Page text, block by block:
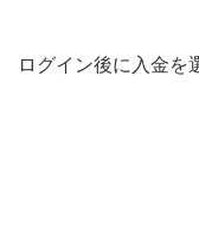
ログイン後に入金を